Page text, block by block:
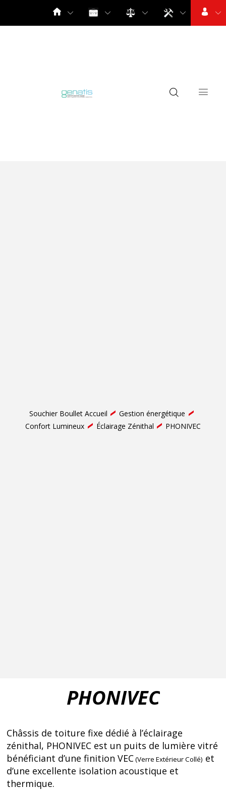
Souchier Boullet Accueil
Gestion énergétique
Confort Lumineux
Éclairage Zénithal PHONIVEC
PHONIVEC
Châssis de toiture fixe dédié à l’éclairage
zénithal, PHONIVEC est un puits de lumière vitré
bénéficiant d’une finition VEC(Verre Extérieur Collé) et
d’une excellente isolation acoustique et
thermique.